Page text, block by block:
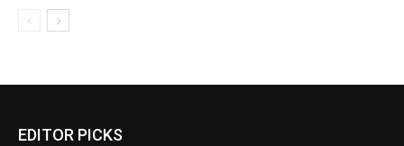
EDITOR PICKS